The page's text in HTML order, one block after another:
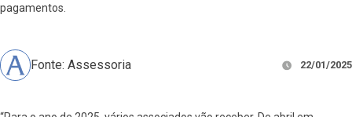
pagamentos.
Fonte: Assessoria 22/01/2025